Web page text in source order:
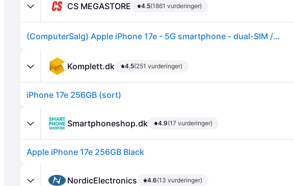
CS MEGASTORE 4.5(1861 vurderinger)
(ComputerSalg) Apple iPhone 17e - 5G smartphone - dual-SIM / Intern hukommelse 256 GB - OLED-skærm - 6.1 - 2532 x 1170 pixels - rear camera 48 MP - front camera 12
Komplett.dk 4.5(251 vurderinger)
iPhone 17e 256GB (sort)
Smartphoneshop.dk 4.9(17 vurderinger)
Apple iPhone 17e 256GB Black
NordicElectronics 4.6(13 vurderinger)